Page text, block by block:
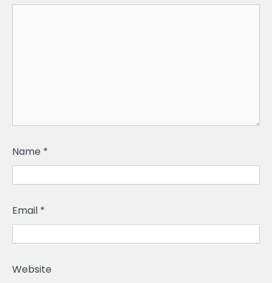
Name *
Email *
Website